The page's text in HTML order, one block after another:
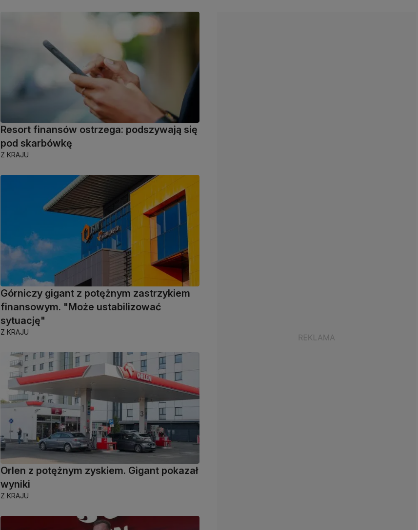
Resort finansów ostrzega: podszywają się
pod skarbówkę
Z KRAJU
Górniczy gigant z potężnym zastrzykiem
finansowym. "Może ustabilizować
sytuację"
Z KRAJU
Orlen z potężnym zyskiem. Gigant pokazał
wyniki
Z KRAJU